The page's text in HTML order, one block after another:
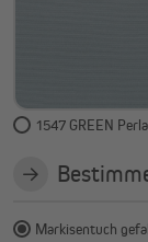
1547 GREEN Perla
Markisentuch